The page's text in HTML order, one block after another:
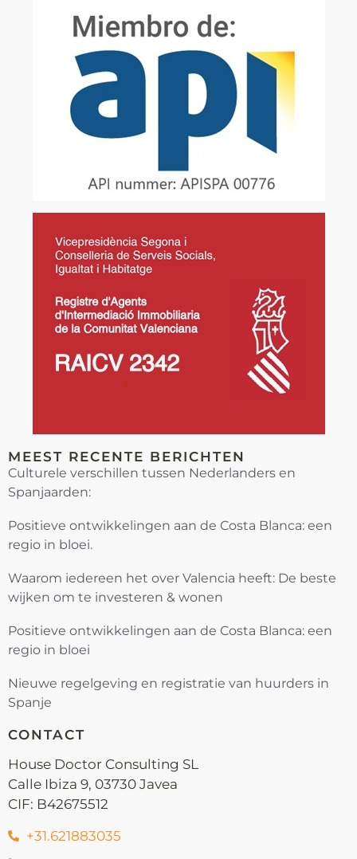
MEEST RECENTE BERICHTEN
Culturele verschillen tussen Nederlanders en
Spanjaarden:
Positieve ontwikkelingen aan de Costa Blanca: een
regio in bloei.
Waarom iedereen het over Valencia heeft: De beste
wijken om te investeren & wonen
Positieve ontwikkelingen aan de Costa Blanca: een
regio in bloei
Nieuwe regelgeving en registratie van huurders in
Spanje
CONTACT
House Doctor Consulting SL
Calle Ibiza 9, 03730 Javea
CIF: B42675512
+31.621883035